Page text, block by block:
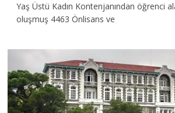
Yaş Üstü Kadın Kontenjanından öğrenci
oluşmuş 4463 Önlisans ve